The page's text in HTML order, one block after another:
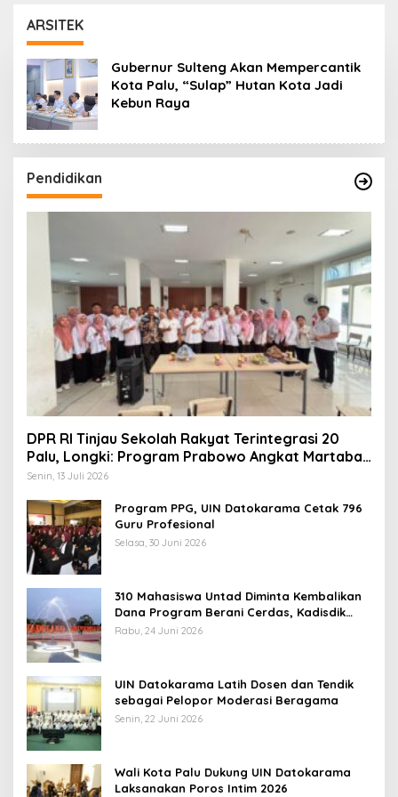
untuk Mendukung
Industri Teknologi
Masa Depan
ARSITEK
Gubernur Sulteng Akan Mempercantik
Kota Palu, “Sulap” Hutan Kota Jadi
Kebun Raya
Pendidikan
DPR RI Tinjau Sekolah Rakyat Terintegrasi 20
Palu, Longki: Program Prabowo Angkat Martabat
Anak Miskin
Senin, 13 Juli 2026
Program PPG, UIN Datokarama Cetak 796
Guru Profesional
Selasa, 30 Juni 2026
310 Mahasiswa Untad Diminta Kembalikan
Dana Program Berani Cerdas, Kadisdik
Sulteng: Tidak Boleh Terima Beasiswa
Rabu, 24 Juni 2026
UIN Datokarama Latih Dosen dan Tendik
sebagai Pelopor Moderasi Beragama
Senin, 22 Juni 2026
Wali Kota Palu Dukung UIN Datokarama
Laksanakan Poros Intim 2026